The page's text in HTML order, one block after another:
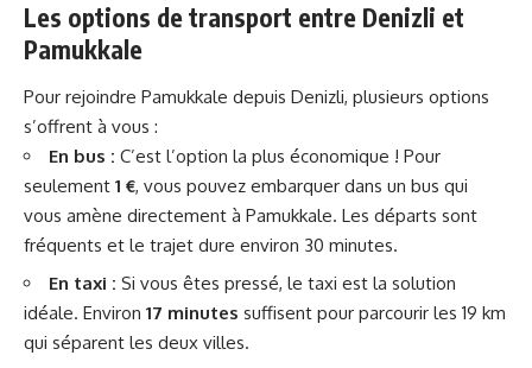
Les options de transport entre Denizli et
Pamukkale
Pour rejoindre Pamukkale depuis Denizli, plusieurs options
s’offrent à vous :
En bus : C’est l’option la plus économique ! Pour
seulement 1 €, vous pouvez embarquer dans un bus qui
vous amène directement à Pamukkale. Les départs sont
fréquents et le trajet dure environ 30 minutes.
En taxi : Si vous êtes pressé, le taxi est la solution
idéale. Environ 17 minutes suffisent pour parcourir les 19 km
qui séparent les deux villes.